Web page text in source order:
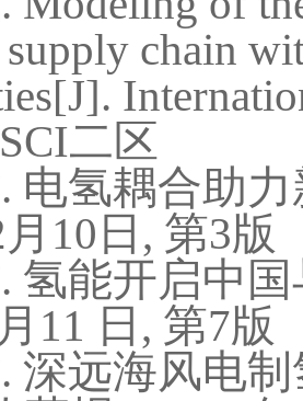
chain
[J]. I
二区
. 电氢耦合助
月 10 日 , 第3版
. 氢能开启中
月 11 日 , 第7版
. 深远海风电